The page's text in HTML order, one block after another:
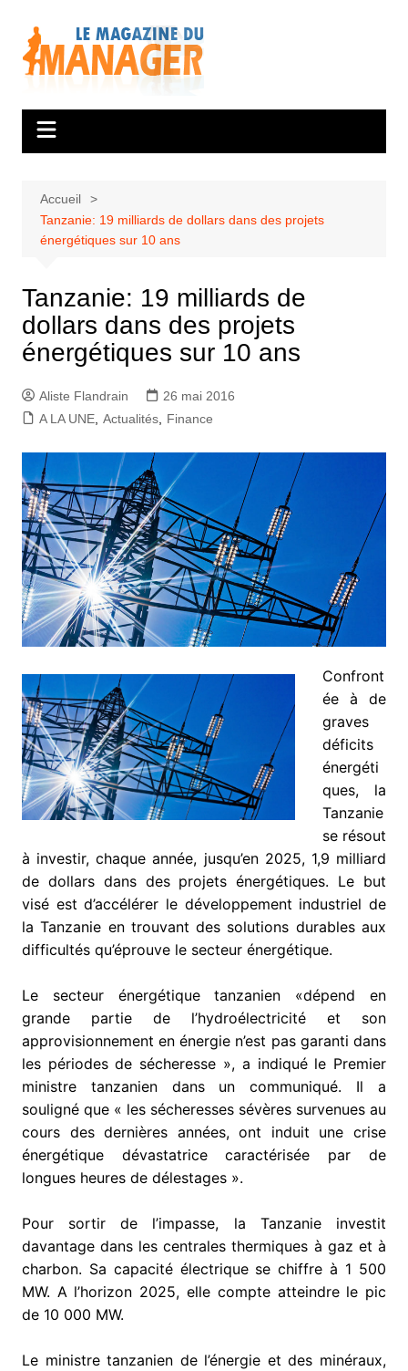
contenu
Accueil
Tanzanie: 19 milliards de dollars dans des projets
énergétiques sur 10 ans
Tanzanie: 19 milliards de
dollars dans des projets
énergétiques sur 10 ans
Aliste Flandrain
26 mai 2016
A LA UNE, Actualités, Finance
Confront
ée à de
graves
déficits
énergéti
ques, la
Tanzanie
se résout
à investir, chaque année, jusqu’en 2025, 1,9 milliard
de dollars dans des projets énergétiques. Le but
visé est d’accélérer le développement industriel de
la Tanzanie en trouvant des solutions durables aux
difficultés qu’éprouve le secteur énergétique.
Le secteur énergétique tanzanien «dépend en
grande partie de l’hydroélectricité et son
approvisionnement en énergie n’est pas garanti dans
les périodes de sécheresse », a indiqué le Premier
ministre tanzanien dans un communiqué. Il a
souligné que « les sécheresses sévères survenues au
cours des dernières années, ont induit une crise
énergétique dévastatrice caractérisée par de
longues heures de délestages ».
Pour sortir de l’impasse, la Tanzanie investit
davantage dans les centrales thermiques à gaz et à
charbon. Sa capacité électrique se chiffre à 1 500
MW. A l’horizon 2025, elle compte atteindre le pic
de 10 000 MW.
Le ministre tanzanien de l’énergie et des minéraux,